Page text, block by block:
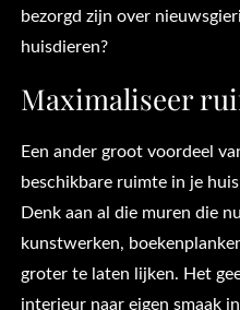
bezorgd zijn over
huisdieren?
Maximaliseer
Een ander groot voordeel
beschikbare ruimte in je
Denk aan al die muren die
kunstwerken,
groter te laten lijken. Het
interieur naar eigen smaak